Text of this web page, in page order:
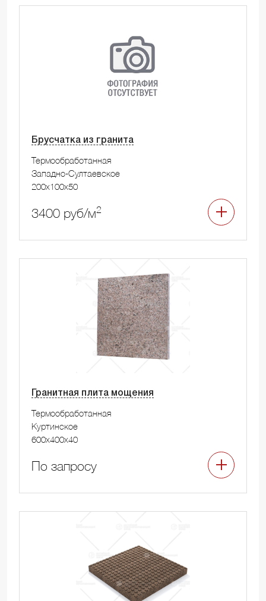
Брусчатка из гранита
Термообработанная
Западно-Султаевское
200x100x50
3400 руб/м2
Гранитная плита мощения
Термообработанная
Куртинское
600x400x40
По запросу